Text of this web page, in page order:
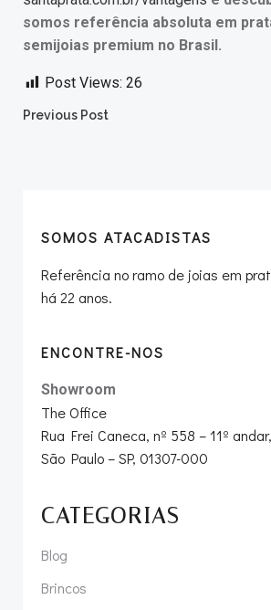
somos referência absoluta em
semijoias premium no Brasil.
Post Views: 26
Post
Previous Post
SOMOS ATACADISTAS
Referência no ramo de joias em
há 22 anos.
ENCONTRE-NOS
Showroom
The Office
Rua Frei Caneca, nº 558 – 11º
São Paulo – SP, 01307-000
CATEGORIAS
Blog
Brincos